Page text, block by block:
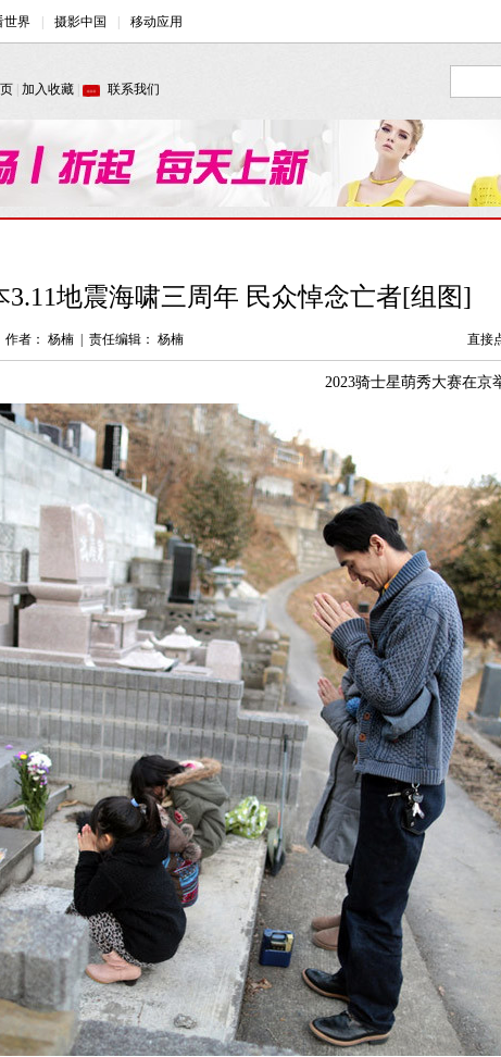
3.11地震海啸三周年 民众悼念亡者[组图]
作者： 杨楠 责任编辑： 杨楠 直接